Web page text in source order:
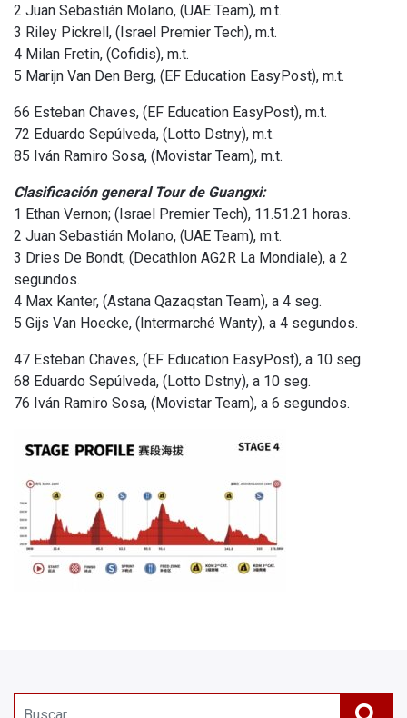
2 Juan Sebastián Molano, (UAE Team), m.t.
3 Riley Pickrell, (Israel Premier Tech), m.t.
4 Milan Fretin, (Cofidis), m.t.
5 Marijn Van Den Berg, (EF Education EasyPost), m.t.
66 Esteban Chaves, (EF Education EasyPost), m.t.
72 Eduardo Sepúlveda, (Lotto Dstny), m.t.
85 Iván Ramiro Sosa, (Movistar Team), m.t.
Clasificación general Tour de Guangxi:
1 Ethan Vernon; (Israel Premier Tech), 11.51.21 horas.
2 Juan Sebastián Molano, (UAE Team), m.t.
3 Dries De Bondt, (Decathlon AG2R La Mondiale), a 2
segundos.
4 Max Kanter, (Astana Qazaqstan Team), a 4 seg.
5 Gijs Van Hoecke, (Intermarché Wanty), a 4 segundos.
47 Esteban Chaves, (EF Education EasyPost), a 10 seg.
68 Eduardo Sepúlveda, (Lotto Dstny), a 10 seg.
76 Iván Ramiro Sosa, (Movistar Team), a 6 segundos.